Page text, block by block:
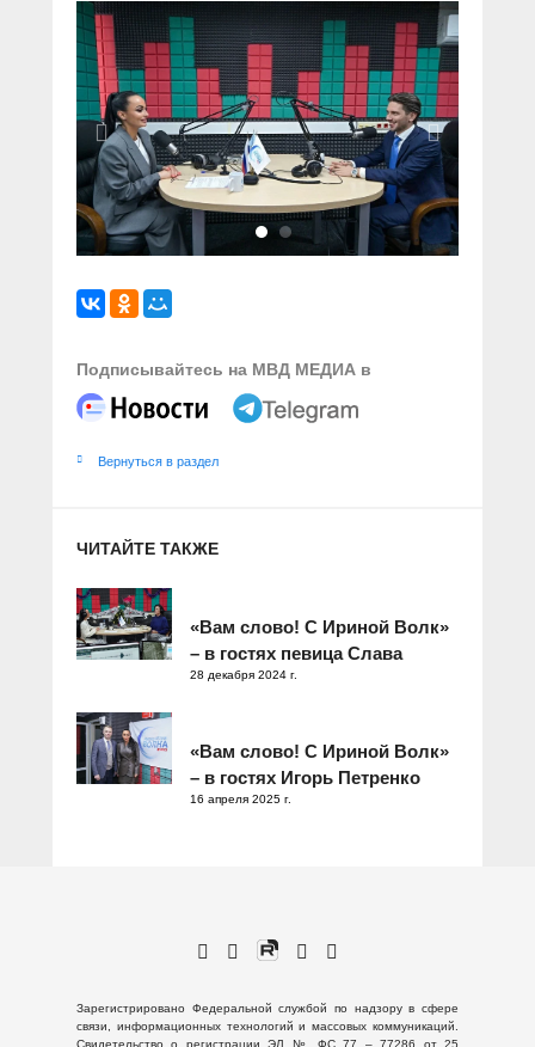
Подписывайтесь на МВД МЕДИА в
Вернуться в раздел
ЧИТАЙТЕ ТАКЖЕ
«Вам слово! С Ириной Волк»
– в гостях певица Слава
28 декабря 2024 г.
«Вам слово! С Ириной Волк»
– в гостях Игорь Петренко
16 апреля 2025 г.
Зарегистрировано Федеральной службой по надзору в сфере
связи, информационных технологий и массовых коммуникаций.
Свидетельство о регистрации ЭЛ № ФС 77 – 77286 от 25